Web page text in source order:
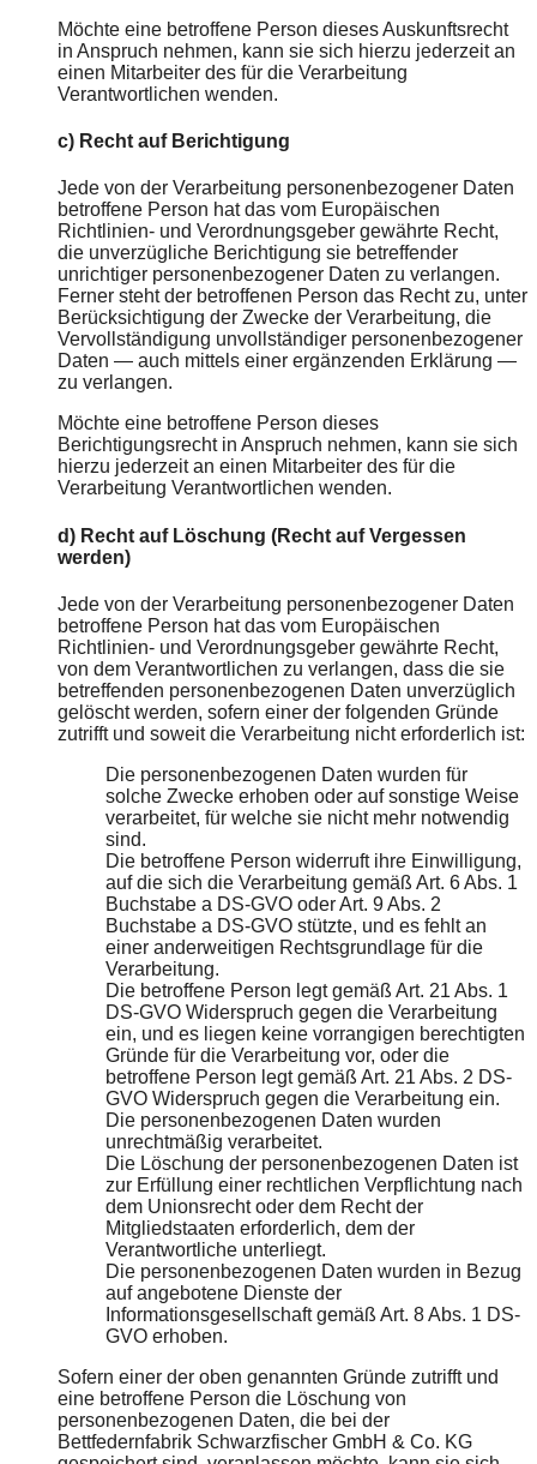
Möchte eine betroffene Person dieses Auskunftsrecht
in Anspruch nehmen, kann sie sich hierzu jederzeit an
einen Mitarbeiter des für die Verarbeitung
Verantwortlichen wenden.
c) Recht auf Berichtigung
Jede von der Verarbeitung personenbezogener Daten
betroffene Person hat das vom Europäischen
Richtlinien- und Verordnungsgeber gewährte Recht,
die unverzügliche Berichtigung sie betreffender
unrichtiger personenbezogener Daten zu verlangen.
Ferner steht der betroffenen Person das Recht zu, unter
Berücksichtigung der Zwecke der Verarbeitung, die
Vervollständigung unvollständiger personenbezogener
Daten — auch mittels einer ergänzenden Erklärung —
zu verlangen.
Möchte eine betroffene Person dieses
Berichtigungsrecht in Anspruch nehmen, kann sie sich
hierzu jederzeit an einen Mitarbeiter des für die
Verarbeitung Verantwortlichen wenden.
d) Recht auf Löschung (Recht auf Vergessen
werden)
Jede von der Verarbeitung personenbezogener Daten
betroffene Person hat das vom Europäischen
Richtlinien- und Verordnungsgeber gewährte Recht,
von dem Verantwortlichen zu verlangen, dass die sie
betreffenden personenbezogenen Daten unverzüglich
gelöscht werden, sofern einer der folgenden Gründe
zutrifft und soweit die Verarbeitung nicht erforderlich ist:
Die personenbezogenen Daten wurden für
solche Zwecke erhoben oder auf sonstige Weise
verarbeitet, für welche sie nicht mehr notwendig
sind.
Die betroffene Person widerruft ihre Einwilligung,
auf die sich die Verarbeitung gemäß Art. 6 Abs. 1
Buchstabe a DS-GVO oder Art. 9 Abs. 2
Buchstabe a DS-GVO stützte, und es fehlt an
einer anderweitigen Rechtsgrundlage für die
Verarbeitung.
Die betroffene Person legt gemäß Art. 21 Abs. 1
DS-GVO Widerspruch gegen die Verarbeitung
ein, und es liegen keine vorrangigen berechtigten
Gründe für die Verarbeitung vor, oder die
betroffene Person legt gemäß Art. 21 Abs. 2 DS-
GVO Widerspruch gegen die Verarbeitung ein.
Die personenbezogenen Daten wurden
unrechtmäßig verarbeitet.
Die Löschung der personenbezogenen Daten ist
zur Erfüllung einer rechtlichen Verpflichtung nach
dem Unionsrecht oder dem Recht der
Mitgliedstaaten erforderlich, dem der
Verantwortliche unterliegt.
Die personenbezogenen Daten wurden in Bezug
auf angebotene Dienste der
Informationsgesellschaft gemäß Art. 8 Abs. 1 DS-
GVO erhoben.
Sofern einer der oben genannten Gründe zutrifft und
eine betroffene Person die Löschung von
personenbezogenen Daten, die bei der
Bettfedernfabrik Schwarzfischer GmbH & Co. KG